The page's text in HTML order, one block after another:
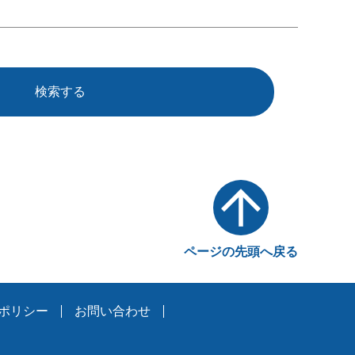
検索する
ページの先頭へ戻る
リシー お問い合わせ